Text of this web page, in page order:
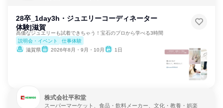
28卒_1day3h・ジュエリーコーディネーター
体験|滋賀
高価なジュエリーも試着できちゃう！宝石のプロから学べる3時間
説明会・イベント
仕事体験
滋賀県
2026年8月・9月・10月 1日
株式会社平和堂
スーパーマーケット、食品・飲料メーカー、文化・教養・娯楽